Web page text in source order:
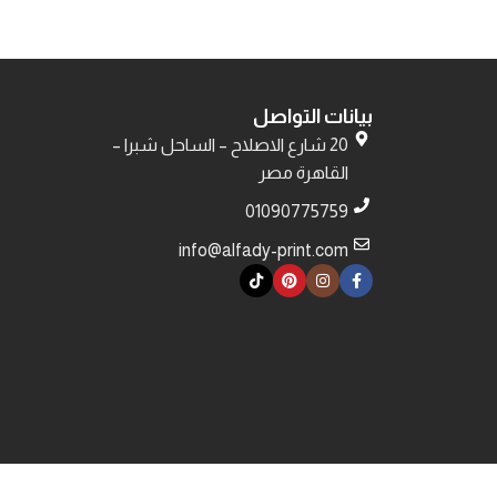
بيانات التواصل
20 شارع الاصلاح – الساحل شبرا –
القاهرة مصر
01090775759
info@alfady-print.com